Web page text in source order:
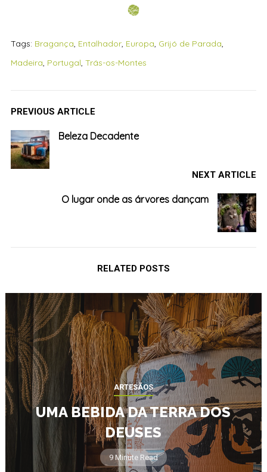
Tags: Bragança, Entalhador, Europa, Grijó de Parada,
Madeira, Portugal, Trás-os-Montes
PREVIOUS ARTICLE
Beleza Decadente
NEXT ARTICLE
O lugar onde as árvores dançam
RELATED POSTS
ARTESÃOS
UMA BEBIDA DA TERRA DOS
DEUSES
9 Minute Read